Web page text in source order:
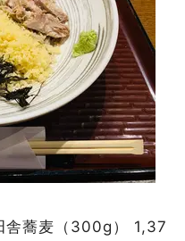
舎蕎麦（300g） 1,37